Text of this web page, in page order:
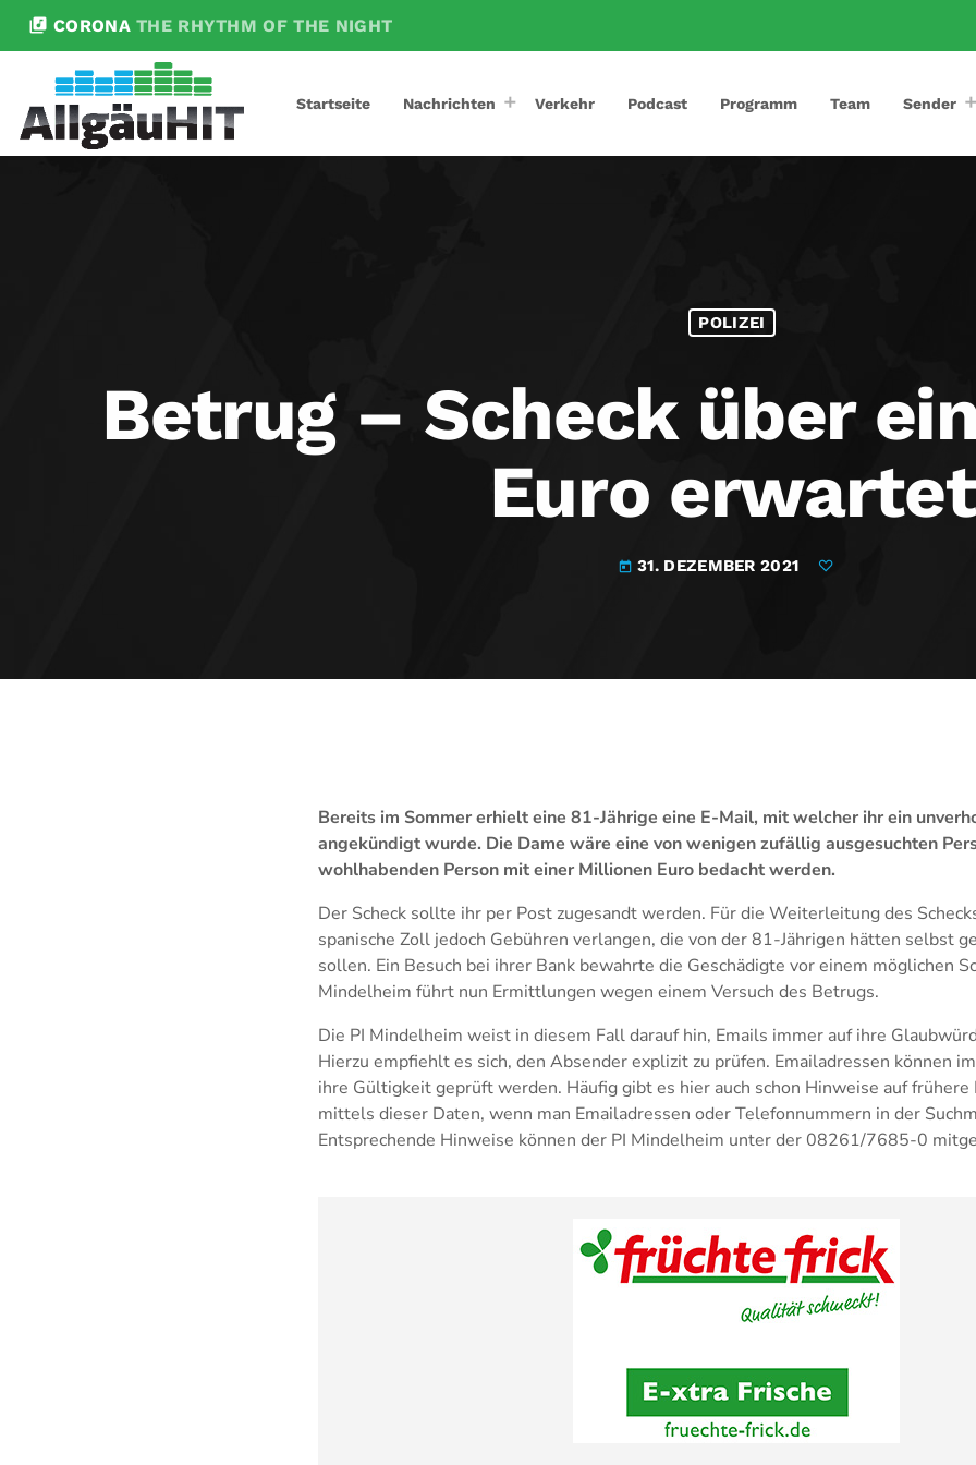
library_music CORONA THE RHYTHM OF THE NIGHT
Startseite Nachrichten Verkehr Podcast Programm Team Sender
POLIZEI
Betrug – Scheck über
Euro erwartet
today 31. DEZEMBER 2021
Bereits im Sommer erhielt eine 81-Jährige eine E-Mail, mit welcher ihr ein
angekündigt wurde. Die Dame wäre eine von wenigen zufällig ausgesuchten
wohlhabenden Person mit einer Millionen Euro bedacht werden.
Der Scheck sollte ihr per Post zugesandt werden. Für die Weiterleitung des
spanische Zoll jedoch Gebühren verlangen, die von der 81-Jährigen hätten selbst
sollen. Ein Besuch bei ihrer Bank bewahrte die Geschädigte vor einem möglichen
Mindelheim führt nun Ermittlungen wegen einem Versuch des Betrugs.
Die PI Mindelheim weist in diesem Fall darauf hin, Emails immer auf ihre
Hierzu empfiehlt es sich, den Absender explizit zu prüfen. Emailadressen können
ihre Gültigkeit geprüft werden. Häufig gibt es hier auch schon Hinweise auf
mittels dieser Daten, wenn man Emailadressen oder Telefonnummern in der
Entsprechende Hinweise können der PI Mindelheim unter der 08261/7685-0